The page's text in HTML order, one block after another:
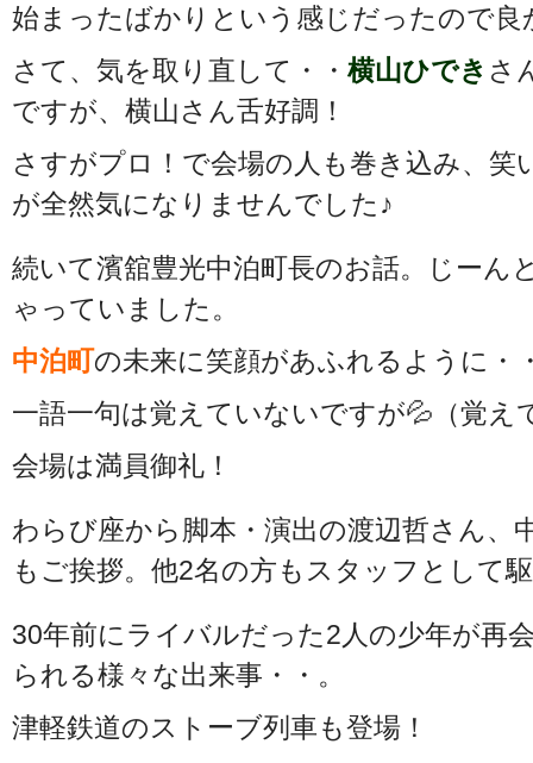
始まったばかりという感じだったので
さて、気を取り直して・・ 横山ひでき さ
ですが、横山さん舌好調！
さすがプロ！で会場の人も巻き込み、笑
が全然気になりませんでした♪
続いて濱舘豊光中泊町長のお話。じーん
ゃっていました。
中泊町の未来に笑顔があふれるように・
一語一句は覚えていないですが💦（覚え
会場は満員御礼！
わらび座から脚本・演出の渡辺哲さん、
もご挨拶。他2名の方もスタッフとして
30年前にライバルだった2人の少年が再
られる様々な出来事・・。
津軽鉄道のストーブ列車も登場！